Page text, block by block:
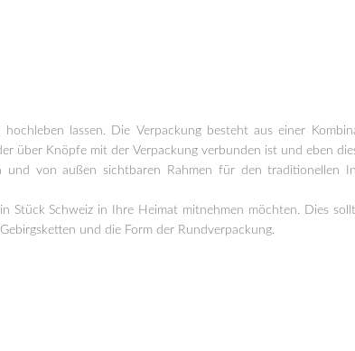
lassen. Die Verpackung besteht aus einer
über Knöpfe mit der Verpackung verbunden ist und eben
und von außen sichtbaren Rahmen für den
Stück Schweiz in Ihre Heimat mitnehmen möchten. Dies
und die Form der Rundverpackung.